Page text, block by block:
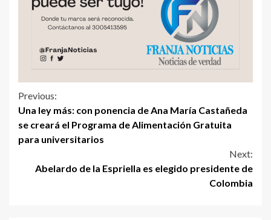
Previous:
Una ley más: con ponencia de Ana María Castañeda
se creará el Programa de Alimentación Gratuita
para universitarios
Next:
Abelardo de la Espriella es elegido presidente de
Colombia